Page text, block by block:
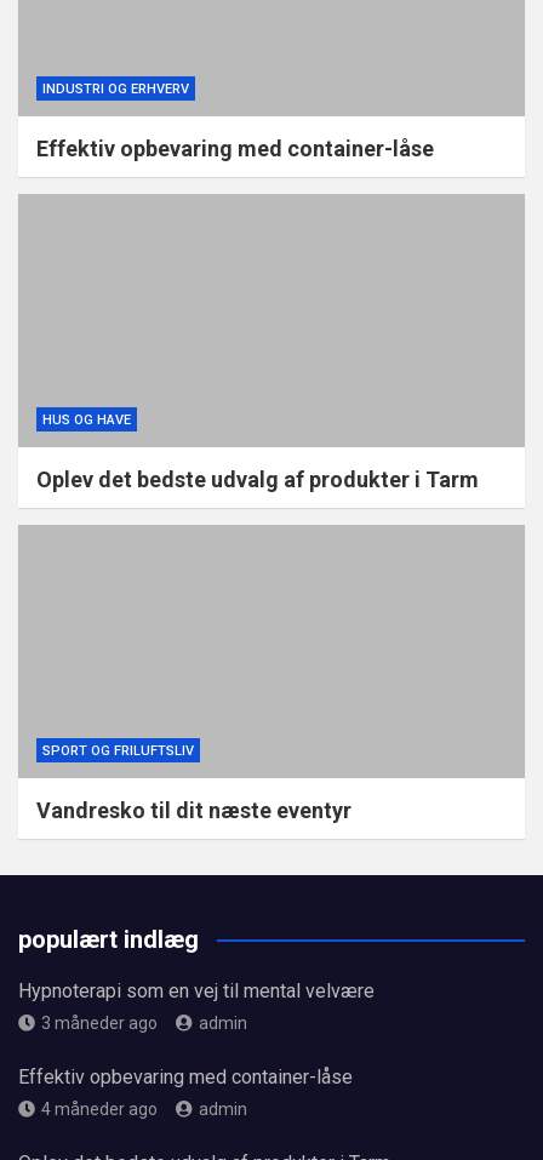
INDUSTRI OG ERHVERV
Effektiv opbevaring med container-låse
HUS OG HAVE
Oplev det bedste udvalg af produkter i Tarm
SPORT OG FRILUFTSLIV
Vandresko til dit næste eventyr
populært indlæg
Hypnoterapi som en vej til mental velvære
3 måneder ago admin
Effektiv opbevaring med container-låse
4 måneder ago admin